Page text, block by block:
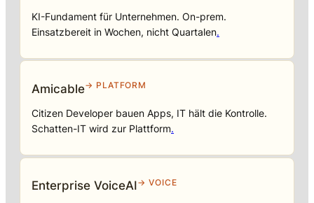
KI-Fundament für Unternehmen. On-prem.
Einsatzbereit in Wochen, nicht Quartalen.
Amicable→ PLATFORM
Citizen Developer bauen Apps, IT hält die Kontrolle.
Schatten-IT wird zur Plattform.
Enterprise VoiceAI→ VOICE